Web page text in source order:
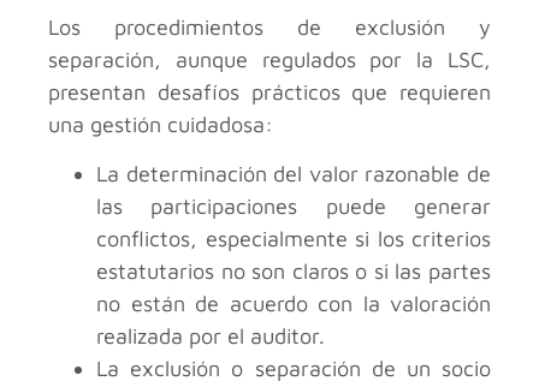
Los procedimientos de exclusión y
separación, aunque regulados por la LSC,
presentan desafíos prácticos que requieren
una gestión cuidadosa:
La determinación del valor razonable de
las participaciones puede generar
conflictos, especialmente si los criterios
estatutarios no son claros o si las partes
no están de acuerdo con la valoración
realizada por el auditor.
La exclusión o separación de un socio